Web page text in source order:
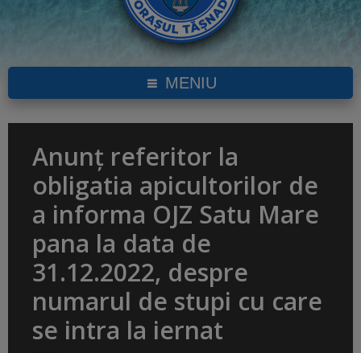
MENIU
Anunț referitor la
obligatia apicultorilor de
a informa OJZ Satu Mare
pana la data de
31.12.2022, despre
numarul de stupi cu care
se intra la iernat